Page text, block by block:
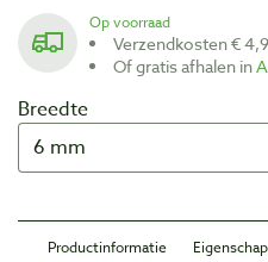
Op voorraad
Verzendkosten €
Of gratis afhalen in
Breedte
Productinformatie